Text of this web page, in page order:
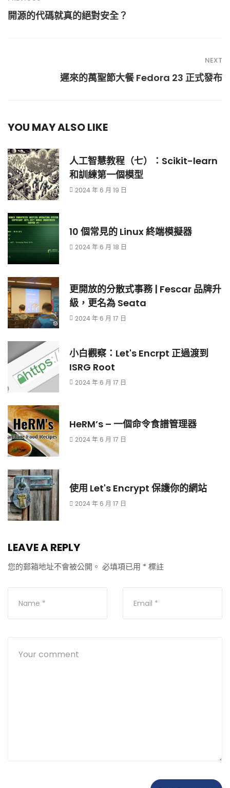
開源的代碼就真的絕對安全？
NEXT
遲來的萬聖節大餐 Fedora 23 正式發布
YOU MAY ALSO LIKE
人工智慧教程（七）：Scikit-learn
和訓練第一個模型
2024 年 6 月 19 日
10 個常見的 Linux 終端模擬器
2024 年 6 月 18 日
更開放的分散式事務 | Fescar 品牌升
級，更名為 Seata
2024 年 6 月 17 日
小白觀察：Let's Encrpt 正過渡到
ISRG Root
2024 年 6 月 17 日
HeRM’s – 一個命令食譜管理器
2024 年 6 月 17 日
使用 Let's Encrypt 保護你的網站
2024 年 6 月 17 日
LEAVE A REPLY
您的郵箱地址不會被公開。 必填項已用 * 標註